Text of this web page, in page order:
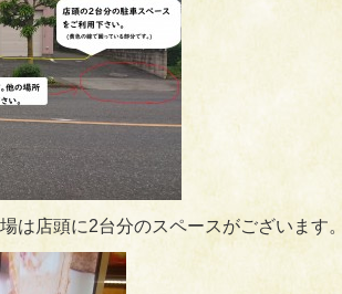
は店頭に2台分のスペースがございます。